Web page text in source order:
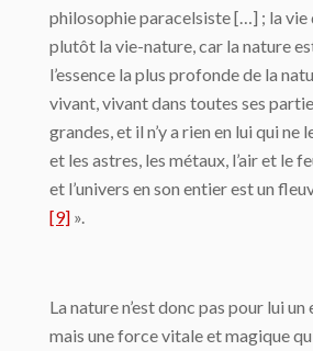
philosophie paracelsiste […] ; la vie
plutôt la vie-nature, car la nature
l’essence la plus profonde de la
vivant, vivant dans toutes ses
grandes, et il n’y a rien en lui qui ne
et les astres, les métaux, l’air et le
et l’univers en son entier est un
[9] ».
La nature n’est donc pas pour lui un
mais une force vitale et ma­gique